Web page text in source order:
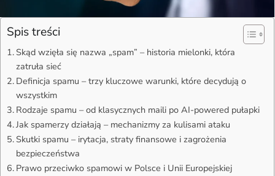
Spis treści
Skąd wzięła się nazwa „spam” – historia mielonki, która
zatruła sieć
Definicja spamu – trzy kluczowe warunki, które decydują o
wszystkim
Rodzaje spamu – od klasycznych maili po AI-powered pułapki
Jak spamerzy działają – mechanizmy za kulisami ataku
Skutki spamu – irytacja, straty finansowe i zagrożenia
bezpieczeństwa
Prawo przeciwko spamowi w Polsce i Unii Europejskiej